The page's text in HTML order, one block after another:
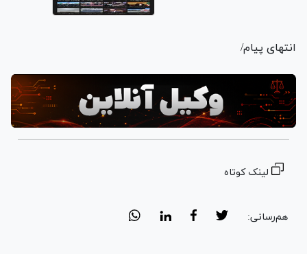
انتهای پیام/
لینک کوتاه
هم‌رسانی: